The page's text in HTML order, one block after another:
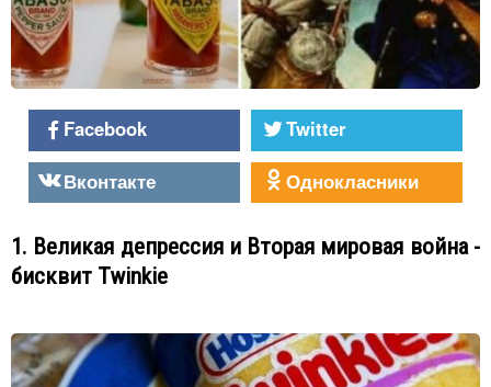
Facebook
Twitter
Вконтакте
Однокласники
1. Великая депрессия и Вторая мировая война -
бисквит Twinkie